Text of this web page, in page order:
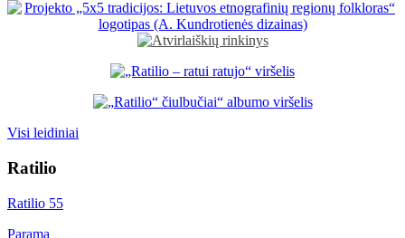
Visi leidiniai
Ratilio
Ratilio 55
Parama